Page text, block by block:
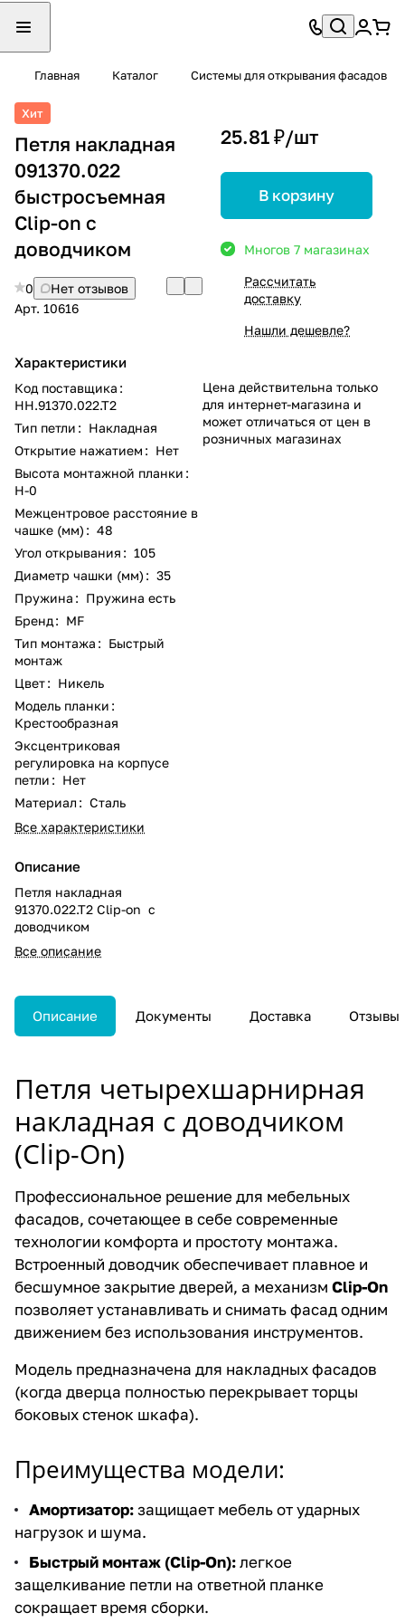
Главная Каталог Системы для открывания фасадов
Хит
Петля накладная
091370.022
быстросъемная
Clip-on с
доводчиком
0
Нет отзывов
Арт. 10616
Характеристики
Код поставщика :
HH.91370.022.T2
Тип петли : Накладная
Открытие нажатием : Нет
Высота монтажной планки :
Н-0
Межцентровое расстояние в
чашке (мм) : 48
Угол открывания : 105
Диаметр чашки (мм) : 35
Пружина : Пружина есть
Бренд: MF
Тип монтажа : Быстрый
монтаж
Цвет: Никель
Модель планки :
Крестообразная
Эксцентриковая
регулировка на корпусе
петли : Нет
Материал : Сталь
Все характеристики
Описание
Петля накладная
91370.022.T2 Clip-on с
доводчиком
Все описание
25.81 ₽/шт
В корзину
Многов 7 магазинах
Рассчитать
доставку
Нашли дешевле?
Цена действительна только
для интернет-магазина и
может отличаться от цен в
розничных магазинах
Описание Документы Доставка Отзывы
Петля четырехшарнирная
накладная с доводчиком
(Clip-On)
Профессиональное решение для мебельных
фасадов, сочетающее в себе современные
технологии комфорта и простоту монтажа.
Встроенный доводчик обеспечивает плавное и
бесшумное закрытие дверей, а механизм Clip-On
позволяет устанавливать и снимать фасад одним
движением без использования инструментов.
Модель предназначена для накладных фасадов
(когда дверца полностью перекрывает торцы
боковых стенок шкафа).
Преимущества модели:
Амортизатор:защищает мебель от ударных
нагрузок и шума.
Быстрый монтаж (Clip-On):легкое
защелкивание петли на ответной планке
сокращает время сборки.